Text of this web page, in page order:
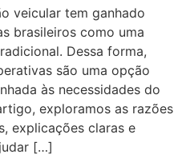
veicular tem ganhado
brasileiros como uma
Dessa forma,
são uma opção
às necessidades do
exploramos as razões
explicações claras e
[…]